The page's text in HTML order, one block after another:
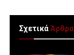
ΣχετικάΆρθρα